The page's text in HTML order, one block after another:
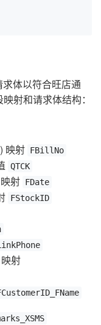
体以符合旺店通
射和请求体结构：
) 映射 FBillNo
QTCK
射 FDate
FStockID
射